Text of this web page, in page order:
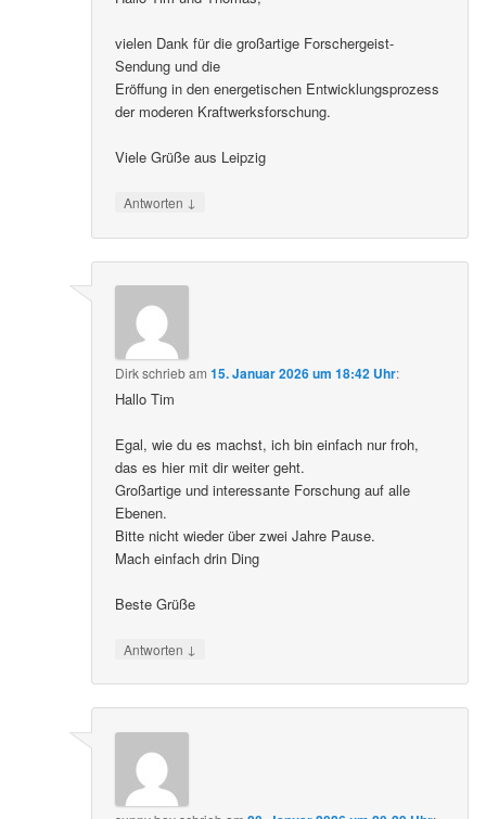
vielen Dank für die großartige Forschergeist-
Sendung und die
Eröffung in den energetischen Entwicklungsprozess
der moderen Kraftwerksforschung.
Viele Grüße aus Leipzig
Antworten ↓
Dirkschriebam15. Januar 2026 um 18:42 Uhr:
Hallo Tim
Egal, wie du es machst, ich bin einfach nur froh,
das es hier mit dir weiter geht.
Großartige und interessante Forschung auf alle
Ebenen.
Bitte nicht wieder über zwei Jahre Pause.
Mach einfach drin Ding
Beste Grüße
Antworten ↓